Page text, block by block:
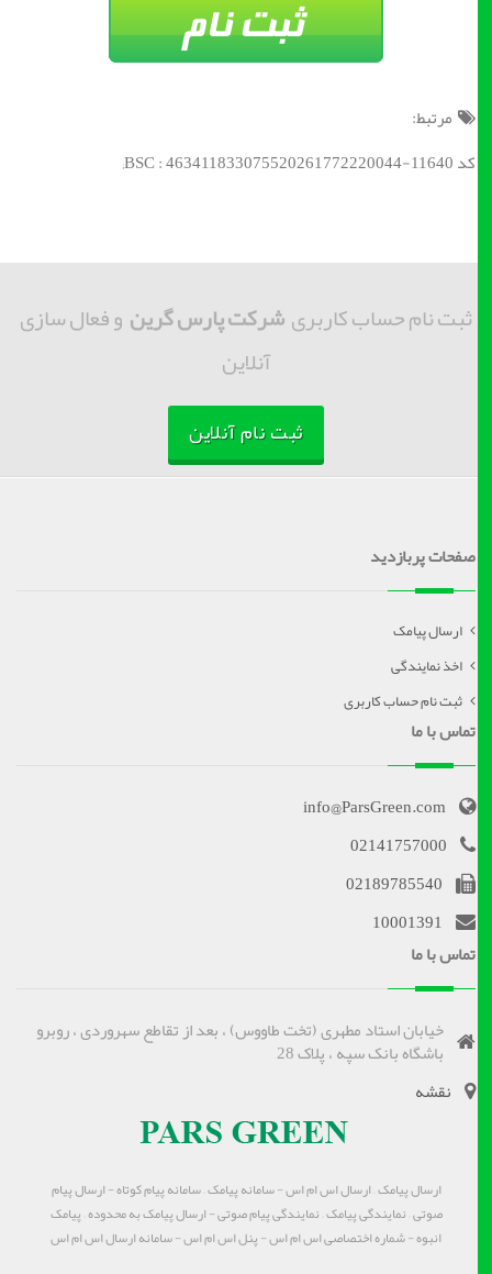
مرتبط:
کد BSC : 463411833075520261772220044-11640;
ثبت نام حساب کاربریشرکت پارس گرینو فعال سازی
آنلاین
ثبت نام آنلاین
صفحات پربازدید
ارسال پیامک
اخذ نمایندگی
ثبت نام حساب کاربری
تماس با ما
info@ParsGreen.com
02141757000
02189785540
10001391
تماس با ما
خیابان استاد مطهری (تخت طاووس) ، بعد از تقاطع سهروردی ، روبرو
باشگاه بانک سپه ، پلاک 28
نقشه
ارسال پیامک – ارسال اس ام اس - سامانه پیامک – سامانه پیام کوتاه - ارسال پیام
صوتی – نمایندگی پیامک – نمایندگی پیام صوتی - ارسال پیامک به محدوده – پیامک
انبوه - شماره اختصاصی اس ام اس - پنل اس ام اس - سامانه ارسال اس ام اس